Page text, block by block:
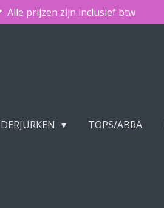
Alle prijzen zijn inclusief btw
TOPS/ABRA